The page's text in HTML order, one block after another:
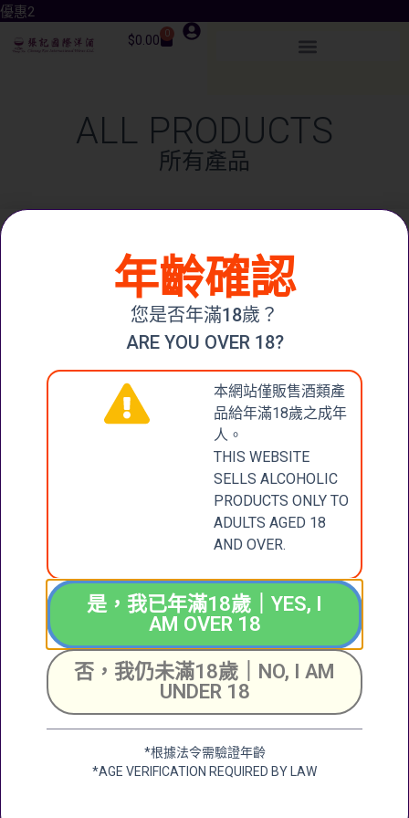
優惠2
$0.00 0
ALL PRODUCTS
所有產品
CONTACT
US
聯絡我們
張記國際洋酒有限公
司
CHEUNG KEE
INTERNATIONAL
WINES LIMITED
新界大圍成運道25-27
號成全工業大廈地下2
號舖
Unit 2, G/F, Shing
Chuen Industrial
Wan Road, Tai Wai,
New Territerory
+852 2682 6366
info@ckwines.com.hk
條款及細則
退款和退貨政策
年齡確認
您是否年滿18歲？
ARE YOU OVER 18?
本網站僅販售酒類產
品給年滿18歲之成年
人。
THIS WEBSITE
SELLS ALCOHOLIC
PRODUCTS ONLY TO
ADULTS AGED 18
AND OVER.
是，我已年滿18歲｜YES, I
AM OVER 18
否，我仍未滿18歲｜NO, I AM
UNDER 18
*根據法令需驗證年齡
*AGE VERIFICATION REQUIRED BY LAW